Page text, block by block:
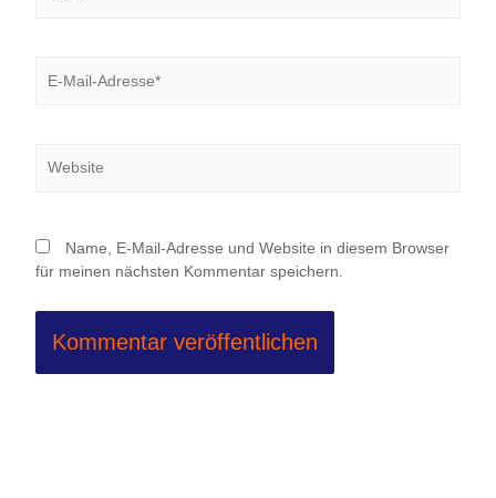
Mail-
Name, E-Mail-Adresse und Website in diesem Browser
für meinen nächsten Kommentar speichern.